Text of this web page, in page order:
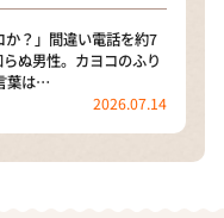
か？」間違い電話を約7
ぬ男性。カヨコのふり
葉は…
2026.07.14